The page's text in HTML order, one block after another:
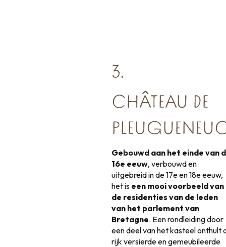
3.
CHÂTEAU DE
Gebouwd aan het einde van
16e eeuw, verbouwd en
uitgebreid in de 17e en 18e eeuw,
het is een mooi voorbeeld van
de residenties van de leden
van het parlement van
Bretagne. Een rondleiding door
een deel van het kasteel onthult
rijk versierde en gemeubileerde